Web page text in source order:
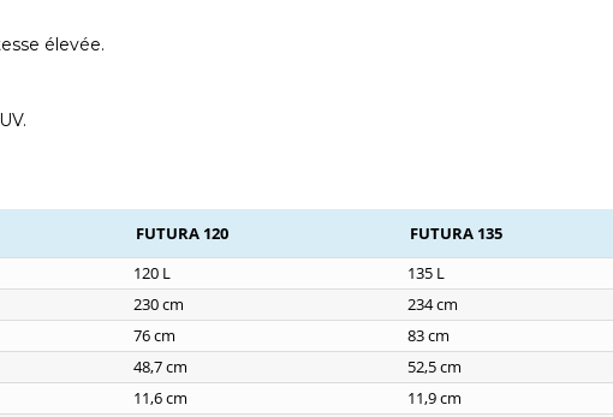
élevée.
FUTURA 120
FUTURA 135
120 L
135 L
230 cm
234 cm
76 cm
83 cm
48,7 cm
52,5 cm
11,6 cm
11,9 cm